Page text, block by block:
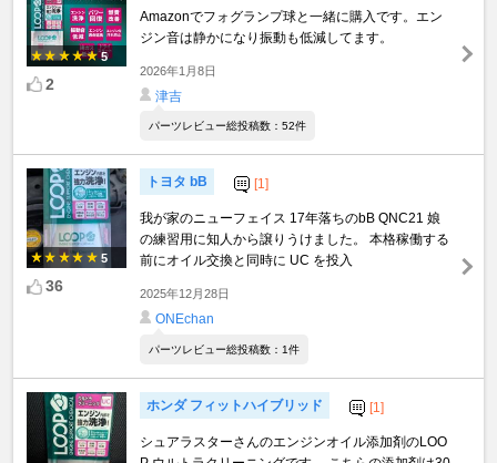
5
2
Amazonでフォグランプ球と一緒に購入です。エン
ジン音は静かになり振動も低減してます。
2026年1月8日
津吉
パーツレビュー総投稿数：52件
5
36
トヨタ bB [1]
我が家のニューフェイス 17年落ちのbB QNC21 娘
の練習用に知人から譲りうけました。 本格稼働する
前にオイル交換と同時に UC を投入
2025年12月28日
ONEchan
パーツレビュー総投稿数：1件
ホンダ フィットハイブリッド [1]
シュアラスターさんのエンジンオイル添加剤のLOO